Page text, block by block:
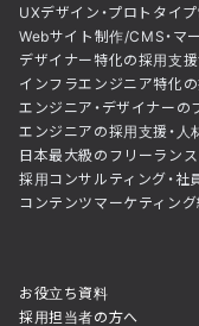
UXデザイン・プロトタイ
Webサイト制作/CMS・
デザイナー特化の採用支
インフラエンジニア特化
エンジニア・デザイナー
エンジニアの採用支援・
日本最大級のフリーラン
採用コンサルティング・
コンテンツマーケティン
お役立ち資料
採用担当者の方へ